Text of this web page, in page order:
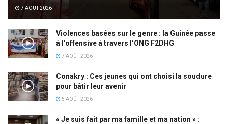
7 AOÛT 2026
Violences basées sur le genre : la Guinée passe
à l’offensive à travers l’ONG F2DHG
7 AOÛT 2026
Conakry : Ces jeunes qui ont choisi la soudure
pour bâtir leur avenir
5 AOÛT 2026
« Je suis fait par ma famille et ma nation » :